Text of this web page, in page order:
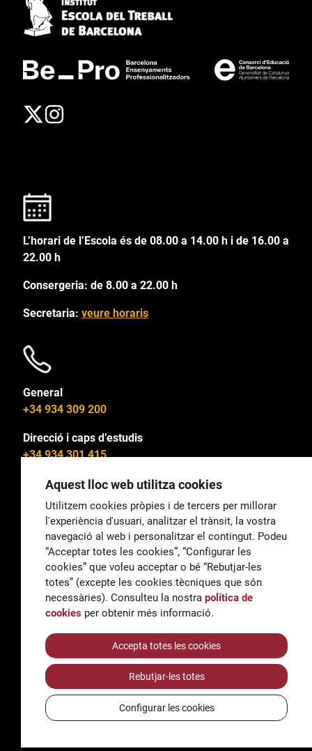
L’horari de l’Escola és de 08.00 a 14.00 h i de 16.00 a
22.00 h
Consergeria: de 8.00 a 22.00 h
Secretaria: veure horaris
General
+34 934 309 200
Direcció i caps d’estudis
+34 934 301 415
General
correu@escoladeltreball.org
Informació
informacio@escoladeltreball.org
AccessibilitatAvís legal i Política de Privacitat
Política de cookies
Crèdits
Aquest lloc web utilitza cookies
Utilitzem cookies pròpies i de tercers per millorar
l'experiència d'usuari, analitzar el trànsit, la vostra
navegació al web i personalitzar el contingut. Podeu
“Acceptar totes les cookies”, “Configurar les
cookies” que voleu acceptar o bé “Rebutjar-les
totes” (excepte les cookies tècniques que són
necessàries). Consulteu la nostra política de
cookies per obtenir més informació.
Accepta totes les cookies
Rebutjar-les totes
Configurar les cookies